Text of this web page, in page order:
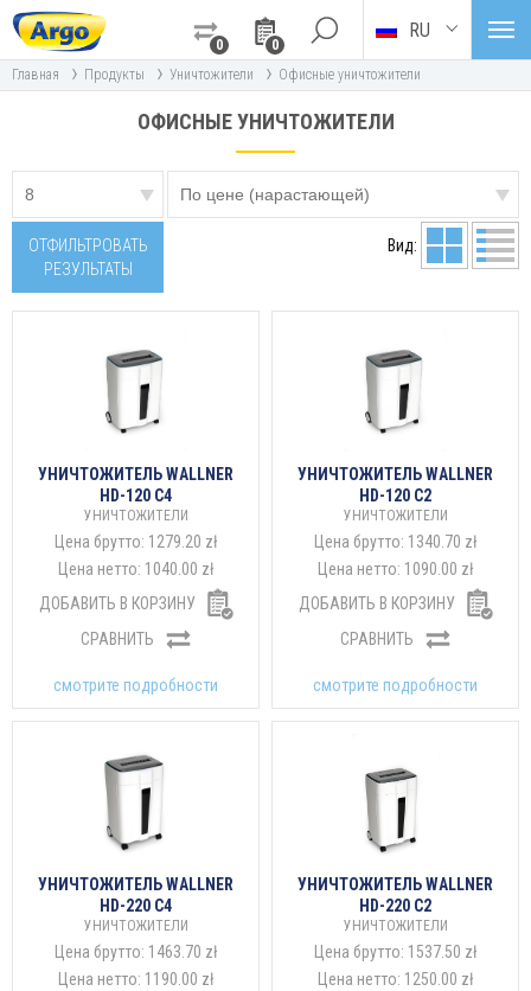
0
0
RU
Главная › Продукты › Уничтожители › Офисные уничтожители
ОФИСНЫЕ УНИЧТОЖИТЕЛИ
ОТФИЛЬТРОВАТЬ
РЕЗУЛЬТАТЫ
Вид:
УНИЧТОЖИТЕЛЬ WALLNER
HD-120 C4
УНИЧТОЖИТЕЛИ
Цена брутто: 1279.20 zł
Цена нетто: 1040.00 zł
ДОБАВИТЬ В КОРЗИНУ
СРАВНИТЬ
смотрите подробности
УНИЧТОЖИТЕЛЬ WALLNER
HD-120 C2
УНИЧТОЖИТЕЛИ
Цена брутто: 1340.70 zł
Цена нетто: 1090.00 zł
ДОБАВИТЬ В КОРЗИНУ
СРАВНИТЬ
смотрите подробности
УНИЧТОЖИТЕЛЬ WALLNER
HD-220 C4
УНИЧТОЖИТЕЛИ
Цена брутто: 1463.70 zł
Цена нетто: 1190.00 zł
УНИЧТОЖИТЕЛЬ WALLNER
HD-220 C2
УНИЧТОЖИТЕЛИ
Цена брутто: 1537.50 zł
Цена нетто: 1250.00 zł